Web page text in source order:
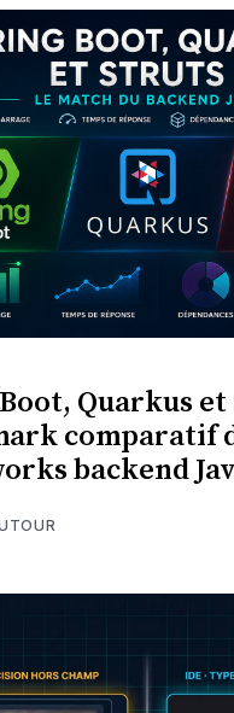
Quarkus et
comparatif
backend